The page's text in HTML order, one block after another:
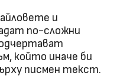
и
по-сложни
който иначе би
писмен текст.